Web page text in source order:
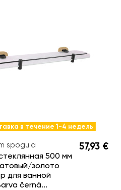
в течение 1-4 недель
spoguļa
500 мм
золото
для ванной
černá...
57,93 €